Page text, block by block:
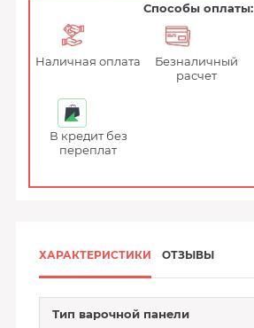
Способы оплаты:
Наличная оплата
Безналичный
расчет
В кредит без
переплат
ХАРАКТЕРИСТИКИ ОТЗЫВЫ
Тип варочной панели